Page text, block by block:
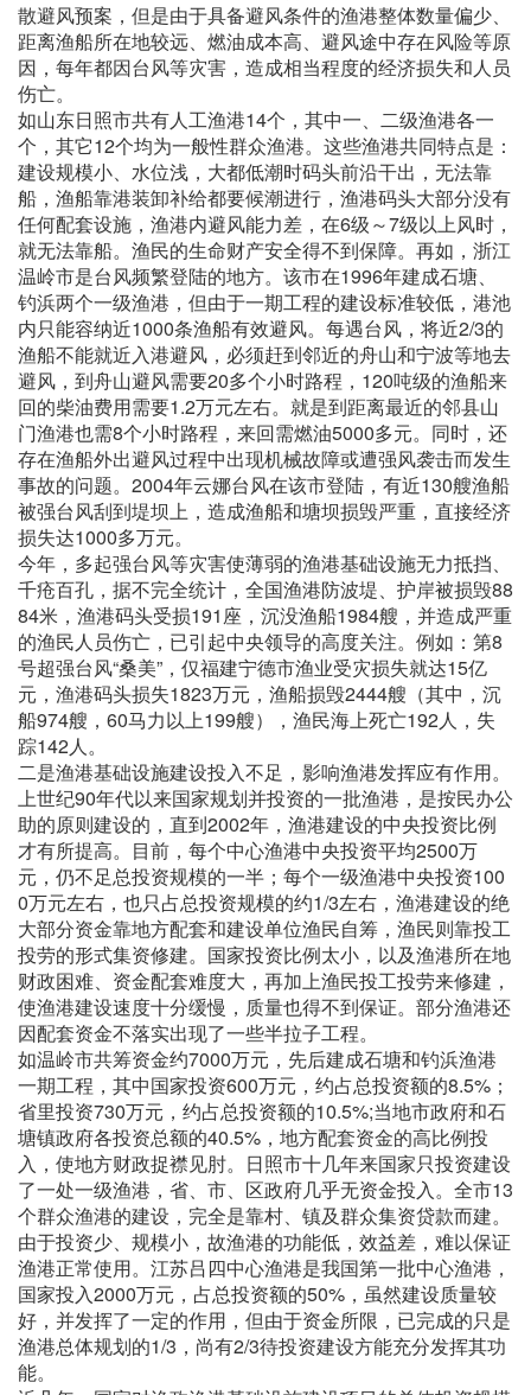
散避风预案，但是由于具备避风条件的渔港整体数量偏少、
距离渔船所在地较远、燃油成本高、避风途中存在风险等原
因，每年都因台风等灾害，造成相当程度的经济损失和人员
伤亡。
如山东日照市共有人工渔港14个，其中一、二级渔港各一
个，其它12个均为一般性群众渔港。这些渔港共同特点是：
建设规模小、水位浅，大都低潮时码头前沿干出，无法靠
船，渔船靠港装卸补给都要候潮进行，渔港码头大部分没有
任何配套设施，渔港内避风能力差，在6级～7级以上风时，
就无法靠船。渔民的生命财产安全得不到保障。再如，浙江
温岭市是台风频繁登陆的地方。该市在1996年建成石塘、
钓浜两个一级渔港，但由于一期工程的建设标准较低，港池
内只能容纳近1000条渔船有效避风。每遇台风，将近2/3的
渔船不能就近入港避风，必须赶到邻近的舟山和宁波等地去
避风，到舟山避风需要20多个小时路程，120吨级的渔船来
回的柴油费用需要1.2万元左右。就是到距离最近的邻县山
门渔港也需8个小时路程，来回需燃油5000多元。同时，还
存在渔船外出避风过程中出现机械故障或遭强风袭击而发生
事故的问题。2004年云娜台风在该市登陆，有近130艘渔船
被强台风刮到堤坝上，造成渔船和塘坝损毁严重，直接经济
损失达1000多万元。
今年，多起强台风等灾害使薄弱的渔港基础设施无力抵挡、
千疮百孔，据不完全统计，全国渔港防波堤、护岸被损毁88
84米，渔港码头受损191座，沉没渔船1984艘，并造成严重
的渔民人员伤亡，已引起中央领导的高度关注。例如：第8
号超强台风“桑美”，仅福建宁德市渔业受灾损失就达15亿
元，渔港码头损失1823万元，渔船损毁2444艘（其中，沉
船974艘，60马力以上199艘），渔民海上死亡192人，失
踪142人。
二是渔港基础设施建设投入不足，影响渔港发挥应有作用。
上世纪90年代以来国家规划并投资的一批渔港，是按民办公
助的原则建设的，直到2002年，渔港建设的中央投资比例
才有所提高。目前，每个中心渔港中央投资平均2500万
元，仍不足总投资规模的一半；每个一级渔港中央投资100
0万元左右，也只占总投资规模的约1/3左右，渔港建设的绝
大部分资金靠地方配套和建设单位渔民自筹，渔民则靠投工
投劳的形式集资修建。国家投资比例太小，以及渔港所在地
财政困难、资金配套难度大，再加上渔民投工投劳来修建，
使渔港建设速度十分缓慢，质量也得不到保证。部分渔港还
因配套资金不落实出现了一些半拉子工程。
如温岭市共筹资金约7000万元，先后建成石塘和钓浜渔港
一期工程，其中国家投资600万元，约占总投资额的8.5%；
省里投资730万元，约占总投资额的10.5%;当地市政府和石
塘镇政府各投资总额的40.5%，地方配套资金的高比例投
入，使地方财政捉襟见肘。日照市十几年来国家只投资建设
了一处一级渔港，省、市、区政府几乎无资金投入。全市13
个群众渔港的建设，完全是靠村、镇及群众集资贷款而建。
由于投资少、规模小，故渔港的功能低，效益差，难以保证
渔港正常使用。江苏吕四中心渔港是我国第一批中心渔港，
国家投入2000万元，占总投资额的50%，虽然建设质量较
好，并发挥了一定的作用，但由于资金所限，已完成的只是
渔港总体规划的1/3，尚有2/3待投资建设方能充分发挥其功
能。